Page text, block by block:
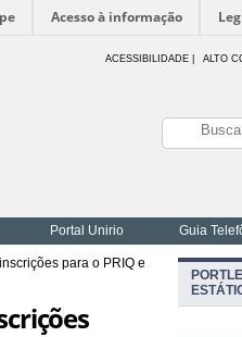
Acesso à informação
ACESSIBILIDADE ALTO
Portal Unirio Guia
para o PRIQ e